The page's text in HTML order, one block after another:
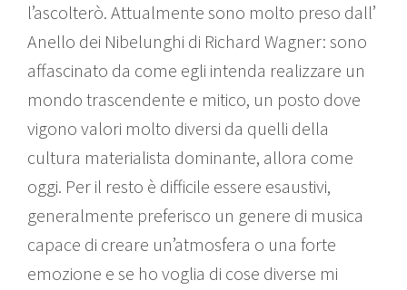
l’ascolterò. Attualmente sono molto preso dall’
Anello dei Nibelunghi di Richard Wagner: sono
affascinato da come egli intenda realizzare un
mondo trascendente e mitico, un posto dove
vigono valori molto diversi da quelli della
cultura materialista dominante, allora come
oggi. Per il resto è difficile essere esaustivi,
generalmente preferisco un genere di musica
capace di creare un’atmosfera o una forte
emozione e se ho voglia di cose diverse mi